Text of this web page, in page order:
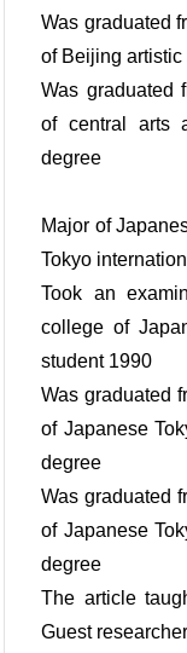
Was graduated
of Beijing
Was graduated
of central arts
degree
Major of
Tokyo
Took an
college of
student 1990
Was graduated
of Japanese
degree
Was graduated
of Japanese
degree
The article
Guest researcher